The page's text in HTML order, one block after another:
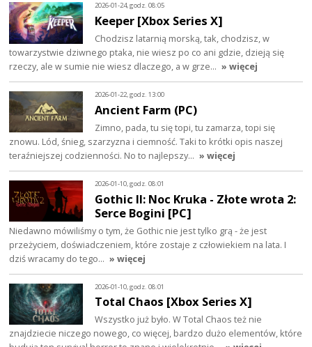
2026-01-24, godz. 08:05
Keeper [Xbox Series X]
Chodzisz latarnią morską, tak, chodzisz, w
towarzystwie dziwnego ptaka, nie wiesz po co ani gdzie, dzieją się
rzeczy, ale w sumie nie wiesz dlaczego, a w grze… » więcej
2026-01-22, godz. 13:00
Ancient Farm (PC)
Zimno, pada, tu się topi, tu zamarza, topi się
znowu. Lód, śnieg, szarzyzna i ciemność. Taki to krótki opis naszej
teraźniejszej codzienności. No to najlepszy… » więcej
2026-01-10, godz. 08:01
Gothic II: Noc Kruka - Złote wrota 2:
Serce Bogini [PC]
Niedawno mówiliśmy o tym, że Gothic nie jest tylko grą - że jest
przeżyciem, doświadczeniem, które zostaje z człowiekiem na lata. I
dziś wracamy do tego… » więcej
2026-01-10, godz. 08:01
Total Chaos [Xbox Series X]
Wszystko już było. W Total Chaos też nie
znajdziecie niczego nowego, co więcej, bardzo dużo elementów, które